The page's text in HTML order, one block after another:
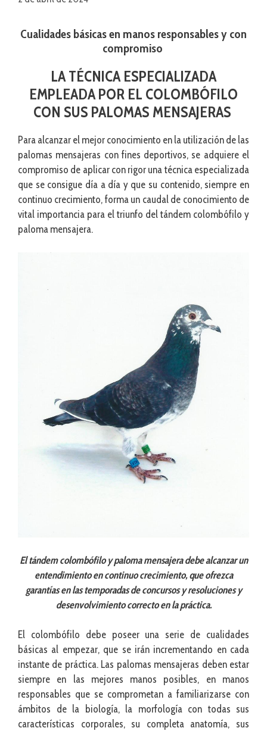
Cualidades básicas en manos responsables y con
compromiso
LA TÉCNICA ESPECIALIZADA
EMPLEADA POR EL COLOMBÓFILO
CON SUS PALOMAS MENSAJERAS
Para alcanzar el mejor conocimiento en la utilización de las
palomas mensajeras con fines deportivos, se adquiere el
compromiso de aplicar con rigor una técnica especializada
que se consigue día a día y que su contenido, siempre en
continuo crecimiento, forma un caudal de conocimiento de
vital importancia para el triunfo del tándem colombófilo y
paloma mensajera.
El tándem colombófilo y paloma mensajera debe alcanzar un
entendimiento en continuo crecimiento, que ofrezca
garantías en las temporadas de concursos y resoluciones y
desenvolvimiento correcto en la práctica.
El colombófilo debe poseer una serie de cualidades
básicas al empezar, que se irán incrementando en cada
instante de práctica. Las palomas mensajeras deben estar
siempre en las mejores manos posibles, en manos
responsables que se comprometan a familiarizarse con
ámbitos de la biología, la morfología con todas sus
características corporales, su completa anatomía, sus